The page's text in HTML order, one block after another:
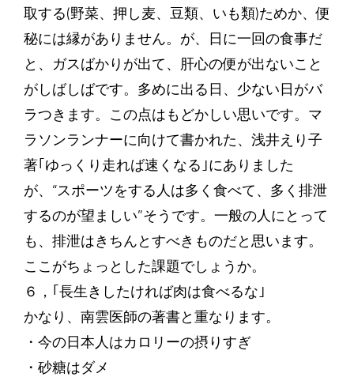
取する(野菜、押し麦、豆類、いも類)ためか、便
秘には縁がありません。が、日に一回の食事だ
と、ガスばかりが出て、肝心の便が出ないこと
がしばしばです。多めに出る日、少ない日がバ
ラつきます。この点はもどかしい思いです。マ
ラソンランナーに向けて書かれた、浅井えり子
著｢ゆっくり走れば速くなる｣にありました
が、“スポーツをする人は多く食べて、多く排泄
するのが望ましい”そうです。一般の人にとって
も、排泄はきちんとすべきものだと思います。
ここがちょっとした課題でしょうか。
６，｢長生きしたければ肉は食べるな｣
かなり、南雲医師の著書と重なります。
・今の日本人はカロリーの摂りすぎ
・砂糖はダメ